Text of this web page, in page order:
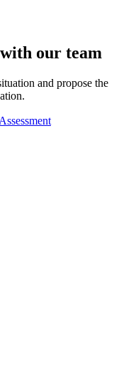
our team
and propose the